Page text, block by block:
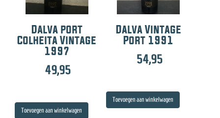
Dalva port
Colheita Vintage
1997
49,95
Toevoegen aan winkelwagen
Dalva Vintage
Port 1991
54,95
Toevoegen aan winkelwagen